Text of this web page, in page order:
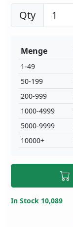
Qty
Menge
1-49
50-199
200-999
1000-4999
5000-9999
10000+
In Stock 10,089